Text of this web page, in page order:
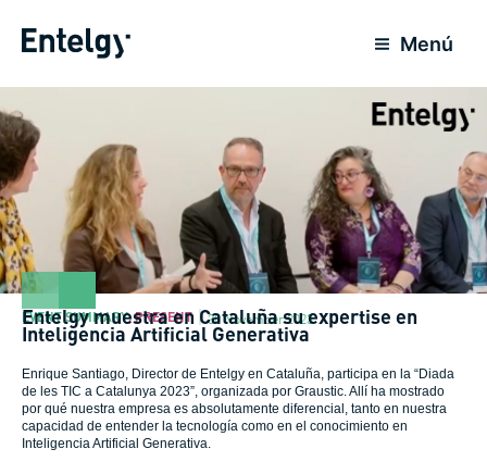
Menú
EVENT SUMMARY,PRESENT 30 November 2023
Entelgy muestra en Cataluña su expertise en
Inteligencia Artificial Generativa
Enrique Santiago, Director de Entelgy en Cataluña, participa en la “Diada
de les TIC a Catalunya 2023”, organizada por Graustic. Allí ha mostrado
por qué nuestra empresa es absolutamente diferencial, tanto en nuestra
capacidad de entender la tecnología como en el conocimiento en
Inteligencia Artificial Generativa.